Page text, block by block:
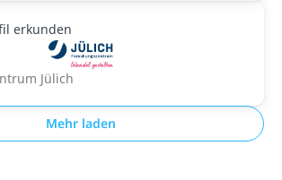
erkunden
Jülich
Mehr laden